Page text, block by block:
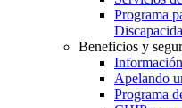
Programa
Beneficios y
Apelando
Programa